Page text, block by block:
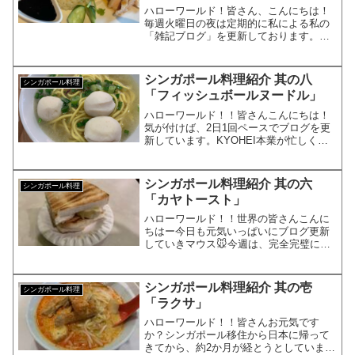
ハローワールド！皆さん、こんにちは！
毎週火曜日の夜は定期的に私による私の
「雑記ブログ」を更新しております。元
を目指し時には、タトゥーモデルでもあ
り、2021年にシン...
シンガポール料理
シンガポール料理紹介 其の八
「フィッシュボールヌードル」
ハローワールド！！皆さんこんにちは！
気が付けば、2日1回ペースでブログを更
新しています。KYOHEI本業が忙しく
ンライントラベルをしてもらいましょ
う。シンガポール料理を...
シンガポール料理
シンガポール料理紹介 其の六
「カヤトースト」
ハローワールド！！世界の皆さんこんに
ちはー今日も元気いっぱいにブログ更新
していきマウス🐭今週は、完全完璧にシ
ール料理本日のオススメのシンガポール
料理はこちらです。ご存知...
シンガポール料理
シンガポール料理紹介 其の壱
「ラクサ」
ハローワールド！！皆さんお元気です
か？シンガポール移住から日本に帰って
きてから、約2か月が経とうとしていま